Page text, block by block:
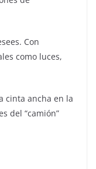
Con
como luces,
cinta ancha en la
del “camión”